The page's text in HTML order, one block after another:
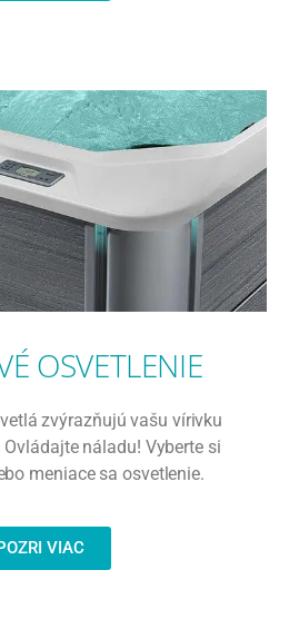
OSVETLENIE
zvýrazňujú vašu vírivku
náladu! Vyberte si
meniace sa osvetlenie.
VIAC